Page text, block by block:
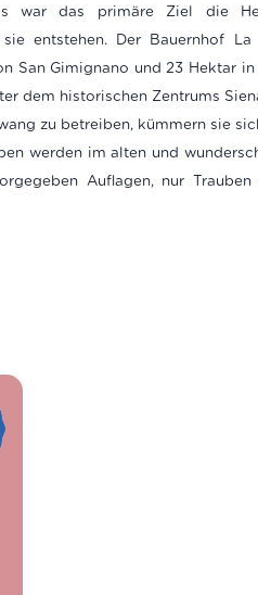
war das primäre Ziel die
entstehen. Der Bauernhof
San Gimignano und 23 Hektar
dem historischen Zentrums
zu betreiben, kümmern sie
werden im alten und
Auflagen, nur